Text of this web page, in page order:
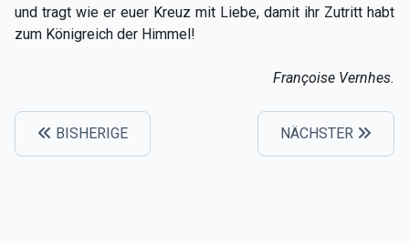
und tragt wie er euer Kreuz mit Liebe, damit ihr Zutritt habt
zum Königreich der Himmel!
Françoise Vernhes.
BISHERIGE NÄCHSTER